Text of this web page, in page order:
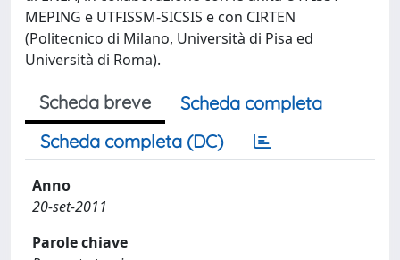
MEPING e UTFISSM-SICSIS e con CIRTEN
(Politecnico di Milano, Università di Pisa ed
Università di Roma).
Scheda breve
Scheda completa
Scheda completa (DC)
Anno
20-set-2011
Parole chiave